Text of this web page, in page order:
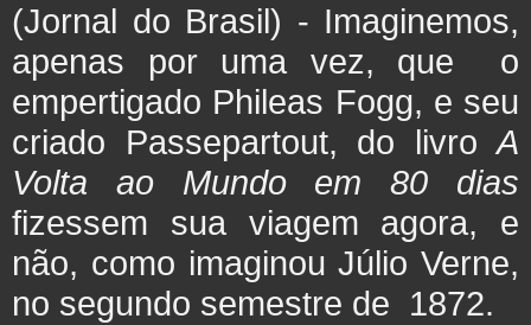
(Jornal do Brasil) - Imaginemos,
apenas por uma vez, que o
empertigado Phileas Fogg, e seu
criado Passepartout, do livroA
Volta ao Mundo em 80 dias
fizessem sua viagem agora, e
não, como imaginou Júlio Verne,
no segundo semestre de 1872.